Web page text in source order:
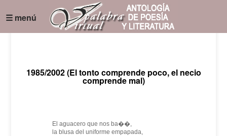
☰ menú
1985/2002 (El tonto comprende poco, el necio
comprende mal)
El aguacero que nos ba��,
la blusa del uniforme empapada,